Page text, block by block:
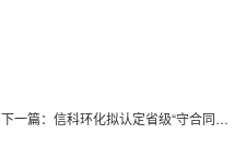
下一篇： 信科环化拟认定省级“守合同重信用”企业名单